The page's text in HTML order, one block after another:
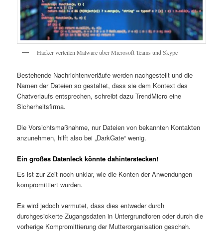
Hacker verteilen Malware über Microsoft Teams und Skype
Bestehende Nachrichtenverläufe werden nachgestellt und die
Namen der Dateien so gestaltet, dass sie dem Kontext des
Chatverlaufs entsprechen, schreibt dazu TrendMicro eine
Sicherheitsfirma.
Die Vorsichtsmaßnahme, nur Dateien von bekannten Kontakten
anzunehmen, hilft also bei „DarkGate“ wenig.
Ein großes Datenleck könnte dahinterstecken!
Es ist zur Zeit noch unklar, wie die Konten der Anwendungen
kompromittiert wurden.
Es wird jedoch vermutet, dass dies entweder durch
durchgesickerte Zugangsdaten in Untergrundforen oder durch die
vorherige Kompromittierung der Mutterorganisation geschah.